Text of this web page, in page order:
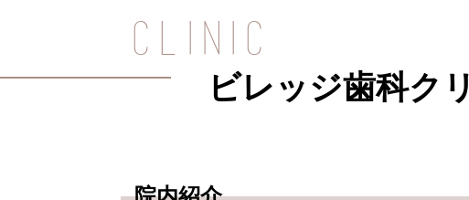
CLINIC
ビレッジ歯科ク